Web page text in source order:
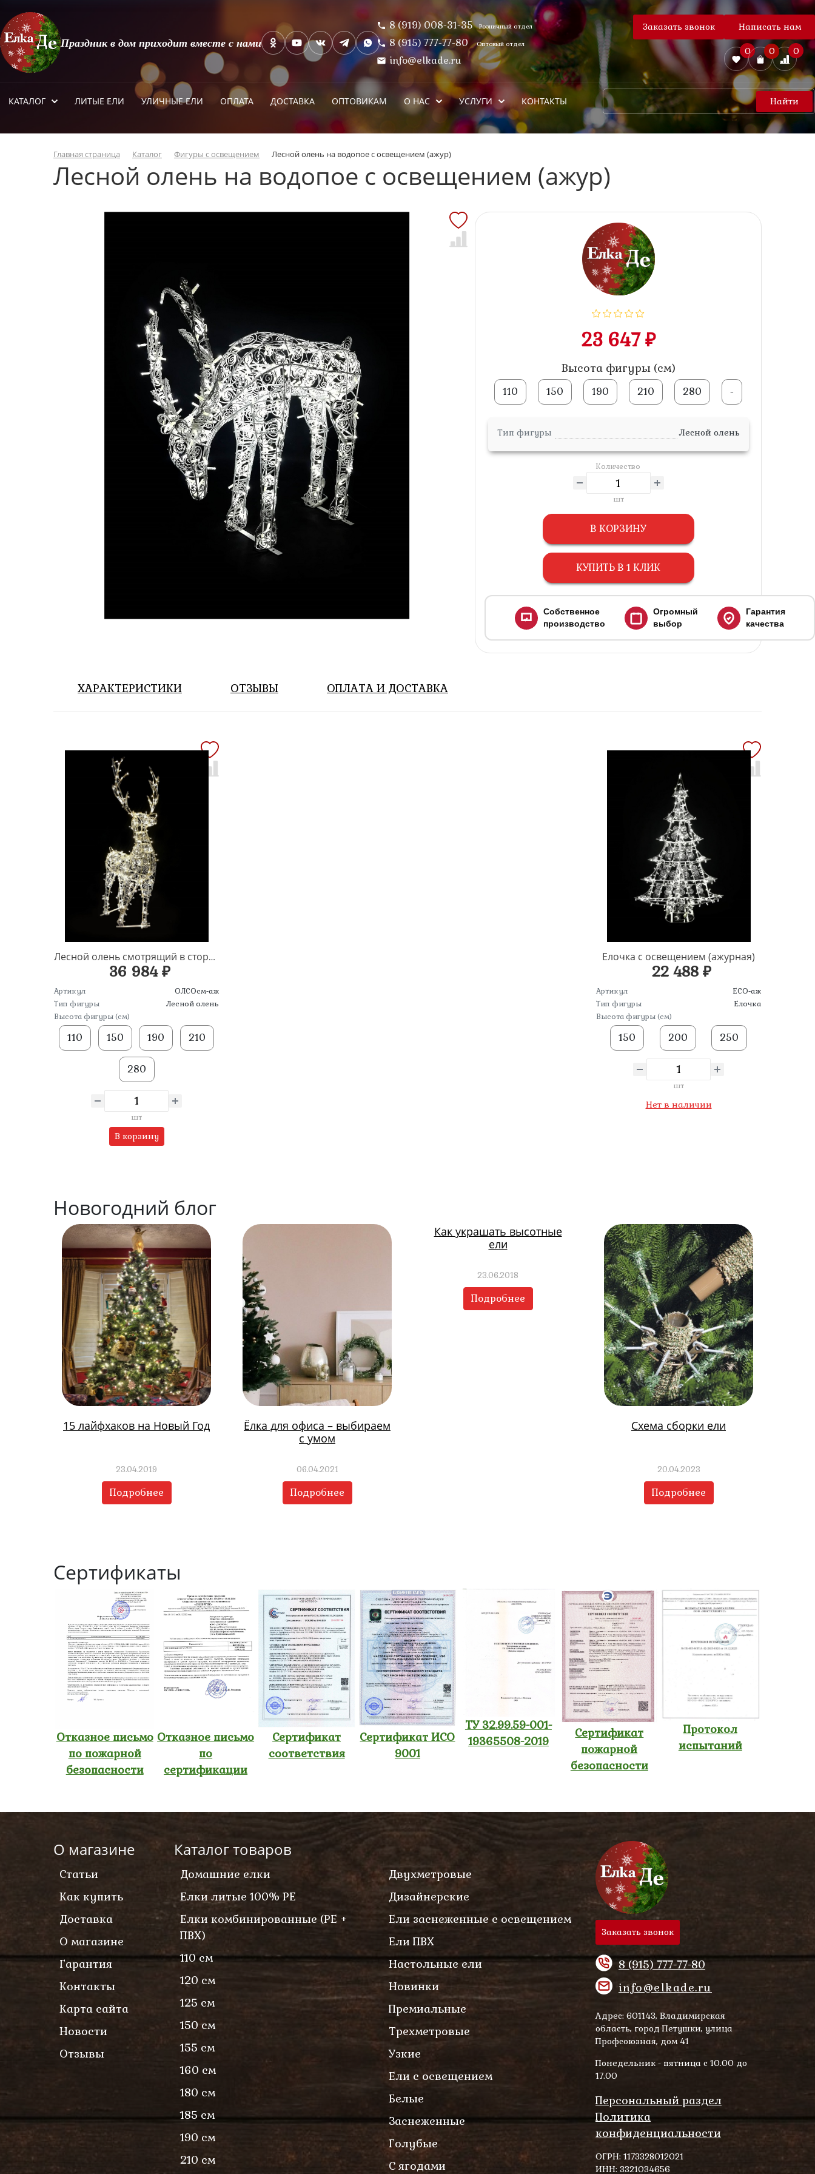
Праздник в дом приходит вместе с нами
8 (919) 008-31-35 Розничный отдел
8 (915) 777-77-80 Оптовый отдел
info@elkade.ru
Заказать звонок Написать нам
0 0 0
КАТАЛОГ ЛИТЫЕ ЕЛИ УЛИЧНЫЕ ЕЛИ ОПЛАТА ДОСТАВКА ОПТОВИКАМ О НАС УСЛУГИ КОНТАКТЫ Найти
Главная страница Каталог Фигуры с освещением Лесной олень на водопое с освещением (ажур)
Лесной олень на водопое с освещением (ажур)
23 647 ₽
Высота фигуры (см)
110 150 190 210 280 -
Тип фигуры Лесной олень
Количество
шт
В КОРЗИНУ
КУПИТЬ В 1 КЛИК
Собственное
производство
Огромный
выбор
Гарантия
качества
ХАРАКТЕРИСТИКИ ОТЗЫВЫ ОПЛАТА И ДОСТАВКА
Лесной олень смотрящий в сторону с освещением (ажур)
36 984 ₽
Артикул
ОЛСОсм-аж
Тип фигуры
Лесной олень
Высота фигуры (см)
110 150 190 210
280
шт
В корзину
Елочка с освещением (ажурная)
22 488 ₽
Артикул
ЕСО-аж
Тип фигуры
Елочка
Высота фигуры (см)
150 200 250
шт
Нет в наличии
Новогодний блог
15 лайфхаков на Новый Год
23.04.2019
Подробнее
Ёлка для офиса – выбираем
с умом
06.04.2021
Подробнее
Как украшать высотные
ели
23.06.2018
Подробнее
Схема сборки ели
20.04.2023
Подробнее
Сертификаты
Отказное письмо
по пожарной
безопасности
Отказное письмо
по
сертификации
Сертификат
соответствия
Сертификат ИСО
9001
ТУ 32.99.59-001-
19365508-2019
Сертификат
пожарной
безопасности
Протокол
испытаний
О магазине
Статьи
Как купить
Доставка
О магазине
Гарантия
Контакты
Карта сайта
Новости
Отзывы
Каталог товаров
Домашние елки
Елки литые 100% PE
Елки комбинированные (PE +
ПВХ)
110 см
120 см
125 см
150 см
155 см
160 см
180 см
185 см
190 см
210 см
Двухметровые
Дизайнерские
Ели заснеженные с освещением
Ели ПВХ
Настольные ели
Новинки
Премиальные
Трехметровые
Узкие
Ели с освещением
Белые
Заснеженные
Голубые
С ягодами
Заказать звонок
8 (915) 777-77-80
info@elkade.ru
Адрес: 601143, Владимирская
область, город Петушки, улица
Профсоюзная, дом 41
Понедельник - пятница с 10.00 до
17.00
Персональный раздел
Политика
конфиденциальности
ОГРН: 1173328012021
ИНН: 3321034656